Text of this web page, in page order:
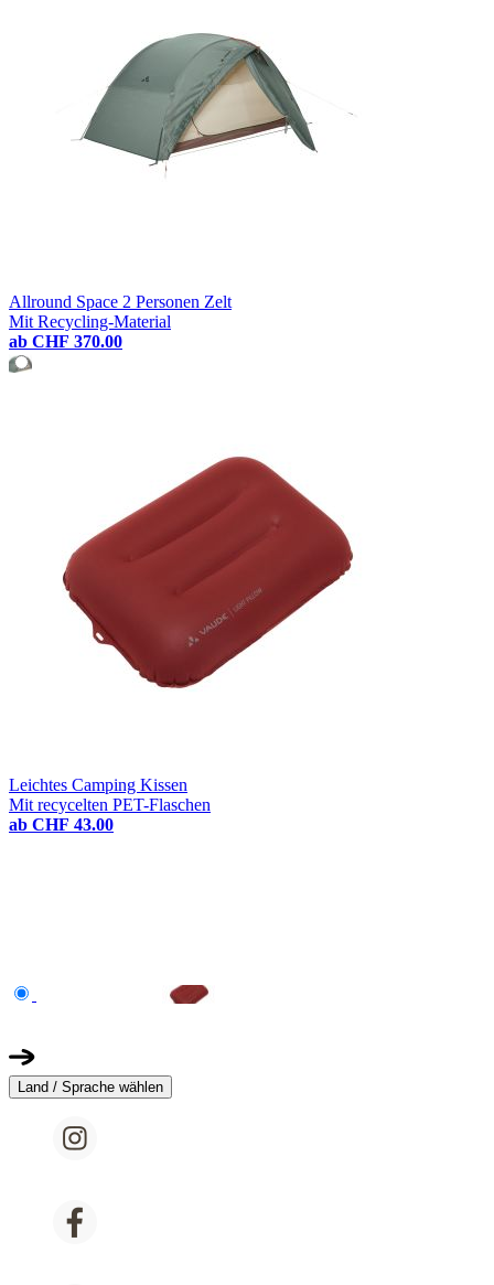
Allround Space 2 Personen Zelt
Mit Recycling-Material
ab CHF 370.00
Leichtes Camping Kissen
Mit recycelten PET-Flaschen
ab CHF 43.00
Land / Sprache wählen